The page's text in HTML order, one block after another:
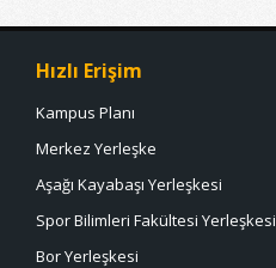
Hızlı Erişim
Kampus Planı
Merkez Yerleşke
Aşağı Kayabaşı Yerleşkesi
Spor Bilimleri Fakültesi Yerleşkesi
Bor Yerleşkesi